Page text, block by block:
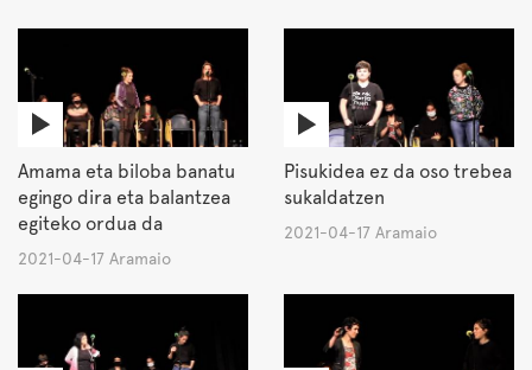
Amama eta biloba banatu
egingo dira eta balantzea
egiteko ordua da
2021-04-17 Aramaio
Pisukidea ez da oso trebea
sukaldatzen
2021-04-17 Aramaio